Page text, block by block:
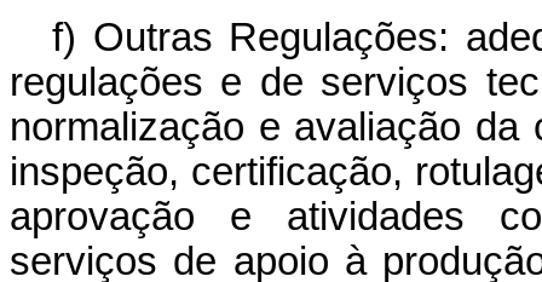
f) Outras Regulações:
regulações e de serviços
normalização e avaliação da
inspeção, certificação,
aprovação e atividades
serviços de apoio à